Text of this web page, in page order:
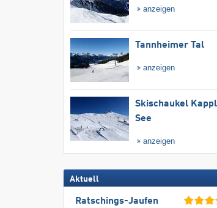
anzeigen
Tannheimer Tal
anzeigen
Skischaukel
See
anzeigen
Aktuell
Ratschings-Jaufen